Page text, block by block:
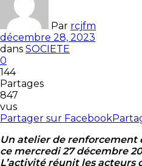
Par rcjfm
décembre 28, 2023
dans SOCIETE
0
144
Partages
847
vus
Partager sur Facebook
Un atelier de renforcement
ce mercredi 27 décembre
L’activité réunit les acteurs